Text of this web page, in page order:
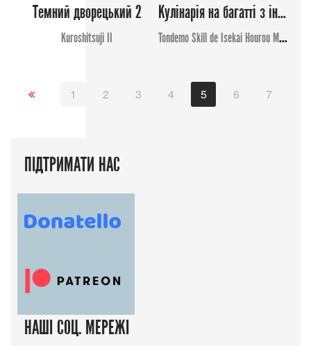
Темний дворецький 2
Kuroshitsuji II
Кулінарія на багатті з іншого світу
Tondemo Skill de Isekai Hourou Meshi
1 2 3 4 5 6 7
ПІДТРИМАТИ НАС
НАШІ СОЦ. МЕРЕЖІ